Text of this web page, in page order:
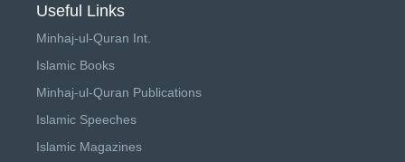
Useful Links
Minhaj-ul-Quran Int.
Islamic Books
Minhaj-ul-Quran Publications
Islamic Speeches
Islamic Magazines